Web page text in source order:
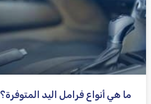
ما هي أنواع فرامل اليد المتوفرة؟